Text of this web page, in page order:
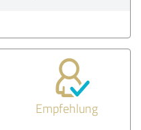
Empfehlung